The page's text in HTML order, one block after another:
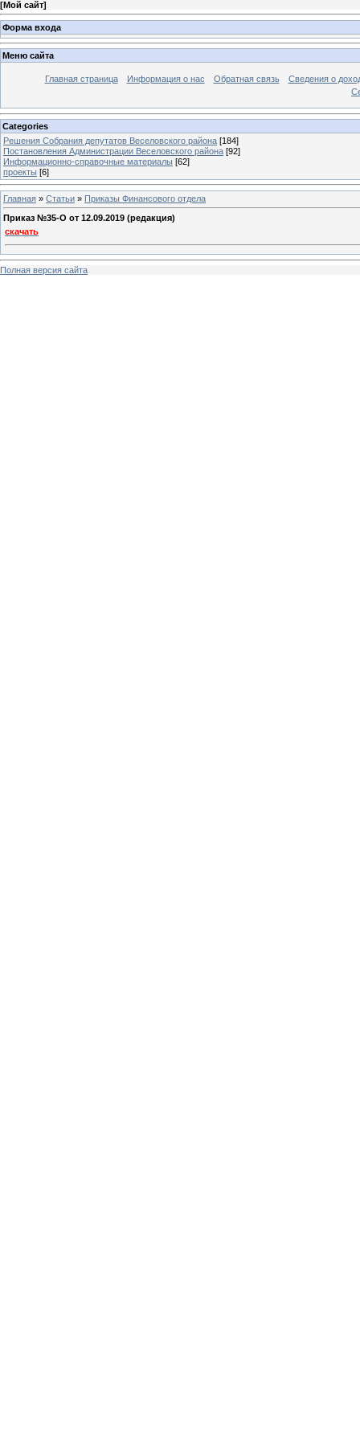
[Мой сайт]
Форма входа
Меню сайта
Главная страница Информация о нас Обратная связь
Сведения о
Categories
Решения Собрания депутатов Веселовского района [184]
Постановления Администрации Веселовского района [92]
Информационно-справочные материалы [62]
проекты [6]
Главная » Статьи » Приказы Финансового отдела
Приказ №35-O от 12.09.2019 (редакция)
скачать
Полная версия сайта